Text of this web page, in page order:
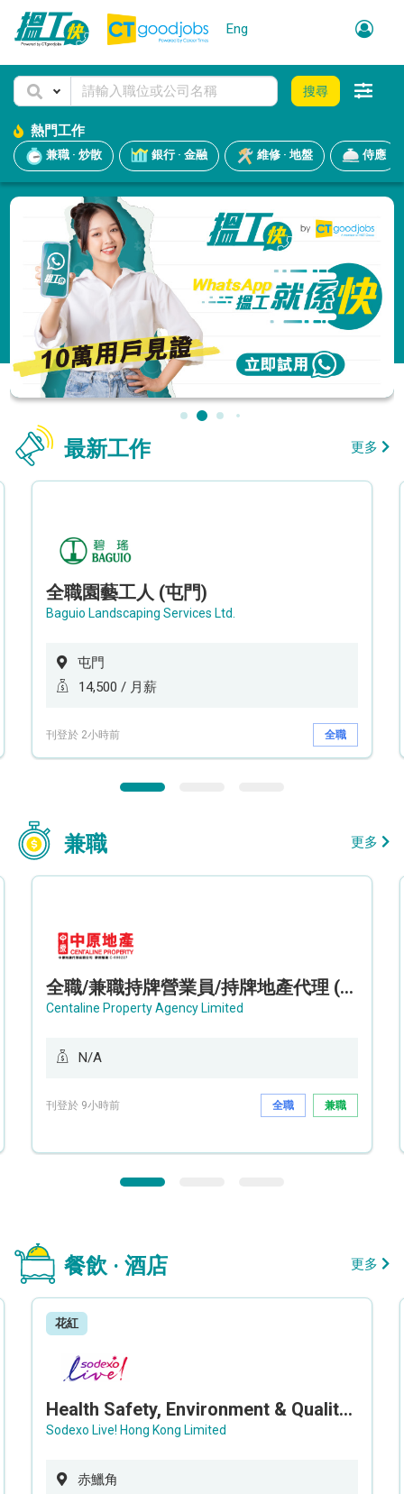
Eng
搜尋
熱門工作
兼職 · 炒散 銀行 · 金融 維修 · 地盤 侍應
最新工作 更多
全職園藝工人 (屯門)
Baguio Landscaping Services Ltd.
屯門
14,500 / 月薪
刊登於 2小時前 全職
兼職 更多
全職/兼職持牌營業員/持牌地產代理 (長沙灣/將軍澳/油塘)
Centaline Property Agency Limited
N/A
刊登於 9小時前 全職 兼職
餐飲 · 酒店 更多
花紅
Health Safety, Environment & Quality Assurance Officer (Maternity cover – 5 months contract)
Sodexo Live! Hong Kong Limited
赤鱲角